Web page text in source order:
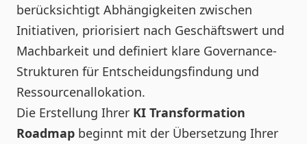
berücksichtigt Abhängigkeiten zwischen
Initiativen, priorisiert nach Geschäftswert und
Machbarkeit und definiert klare Governance-
Strukturen für Entscheidungsfindung und
Ressourcenallokation.
Die Erstellung Ihrer KI Transformation
Roadmap beginnt mit der Übersetzung Ihrer